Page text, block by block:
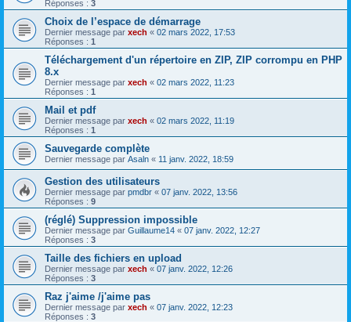
Réponses : 3
Choix de l’espace de démarrage
Dernier message par xech « 02 mars 2022, 17:53
Réponses : 1
Téléchargement d'un répertoire en ZIP, ZIP corrompu en PHP
8.x
Dernier message par xech « 02 mars 2022, 11:23
Réponses : 1
Mail et pdf
Dernier message par xech « 02 mars 2022, 11:19
Réponses : 1
Sauvegarde complète
Dernier message par Asaln « 11 janv. 2022, 18:59
Gestion des utilisateurs
Dernier message par pmdbr « 07 janv. 2022, 13:56
Réponses : 9
(réglé) Suppression impossible
Dernier message par Guillaume14 « 07 janv. 2022, 12:27
Réponses : 3
Taille des fichiers en upload
Dernier message par xech « 07 janv. 2022, 12:26
Réponses : 3
Raz j'aime /j'aime pas
Dernier message par xech « 07 janv. 2022, 12:23
Réponses : 3